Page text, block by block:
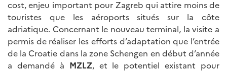
cost, enjeu important pour Zagreb qui attire moins de
touristes que les aéroports situés sur la côte
adriatique. Concernant le nouveau terminal, la visite a
permis de réaliser les efforts d’adaptation que l’entrée
de la Croatie dans la zone Schengen en début d’année
a demandé à MZLZ, et le potentiel existant pour